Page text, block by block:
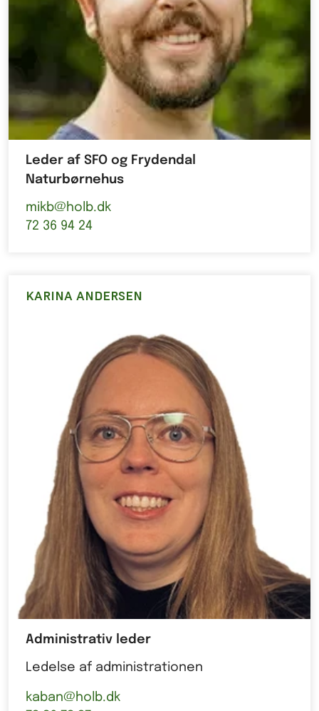
Leder af SFO og Frydendal
Naturbørnehus
mikb@holb.dk
72 36 94 24
KARINA ANDERSEN
Administrativ leder
Ledelse af administrationen
kaban@holb.dk